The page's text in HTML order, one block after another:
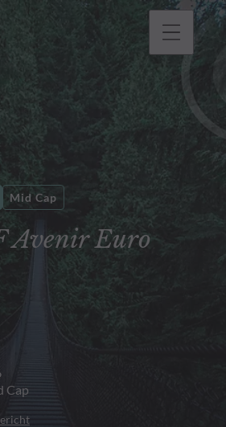
Avenir Euro
Mid Cap
Cap